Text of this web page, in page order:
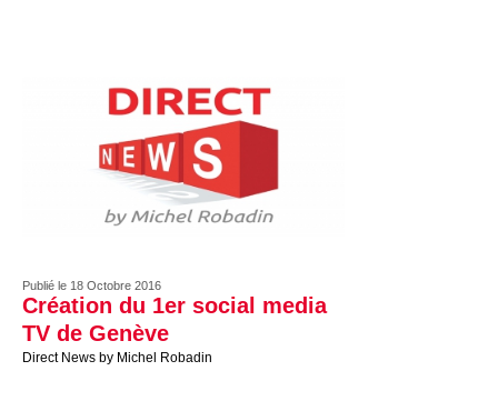
Publié le 18 Octobre 2016
Création du 1er social media
TV de Genève
Direct News by Michel Robadin